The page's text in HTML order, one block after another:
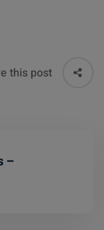
this post
–